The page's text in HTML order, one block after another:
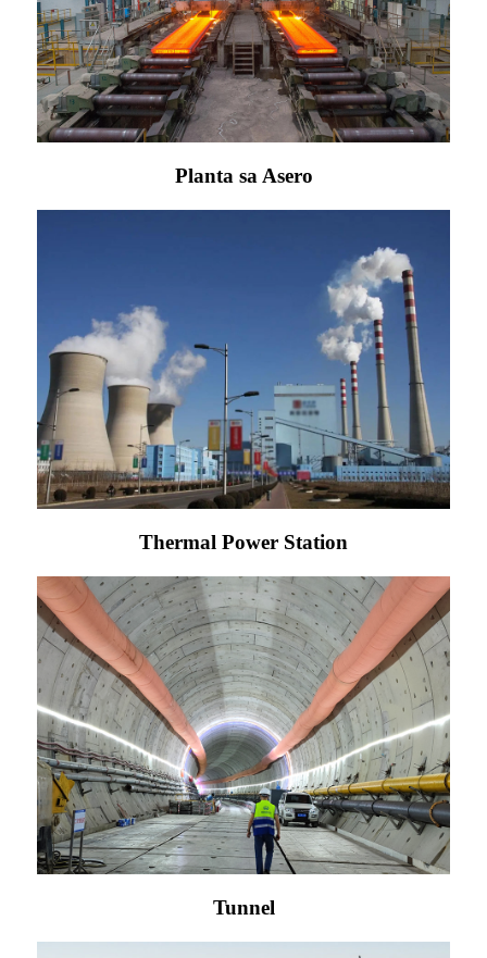
Planta sa Asero
Thermal Power Station
Tunnel